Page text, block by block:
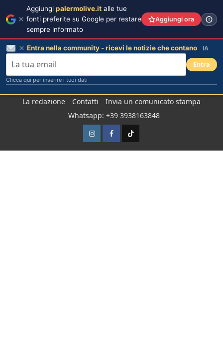
La redazione Contatti
Invia un comunicato stampa
Whatsapp: +39 3938163848
InstagramFacebook
TikTok
Aggiungi palermolive.it alle tue
fonti preferite su Google per restare
sempre informato
Aggiungi ora
Entra nella community - ricevi le notizie che contano IA
Entra
Clicca qui per inserire i tuoi dati